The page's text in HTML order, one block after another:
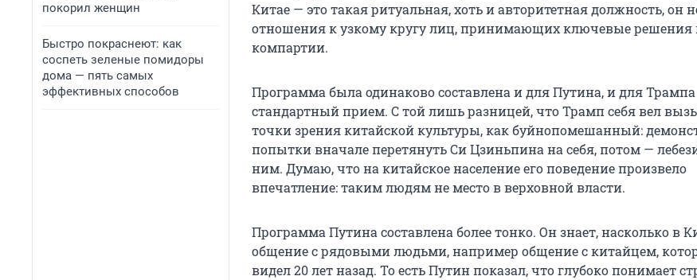
покорил женщин
Быстро покраснеют: как
соспеть зеленые помидоры
дома — пять самых
эффективных способов
Китае — это такая ритуальная, хоть и авторитетная должность, он
отношения к узкому кругу лиц, принимающих ключевые решения
компартии.
Программа была одинаково составлена и для Путина, и для
стандартный прием. С той лишь разницей, что Трамп себя вел
точки зрения китайской культуры, как буйнопомешанный:
попытки вначале перетянуть Си Цзиньпина на себя, потом —
ним. Думаю, что на китайское население его поведение произвело
впечатление: таким людям не место в верховной власти.
Программа Путина составлена более тонко. Он знает, насколько в
общение с рядовыми людьми, например общение с китайцем,
видел20 летназад. То есть Путин показал, что глубоко понимает